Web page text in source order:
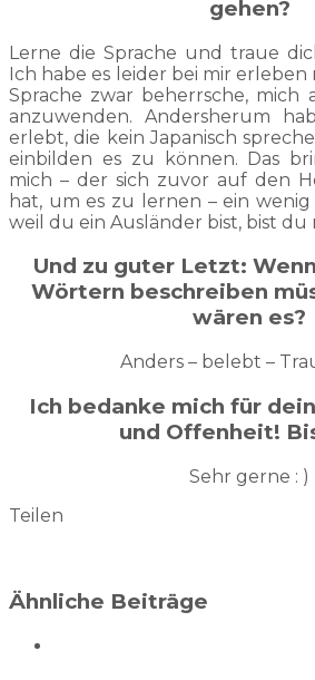
gehen?
Lerne die Sprache und traue
Ich habe es leider bei mir erleben
Sprache zwar beherrsche, mich
anzuwenden. Andersherum
erlebt, die kein Japanisch
einbilden es zu können. Das
mich – der sich zuvor auf den
hat, um es zu lernen – ein
weil du ein Ausländer bist, bist du
Und zu guter Letzt:
Wörtern beschreiben
wären es?
Anders – belebt –
Ich bedanke mich für
und Offenheit!
Sehr gerne : )
Teilen
Ähnliche Beiträge